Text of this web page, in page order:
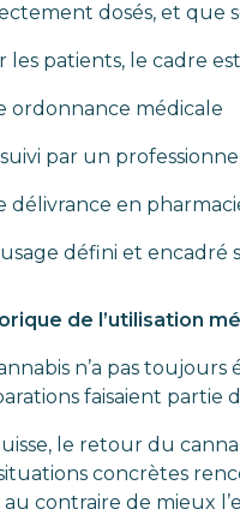
dosés, et que
les patients, le cadre
ordonnance médicale
suivi par un professionnel
délivrance en
usage défini et
de l’utilisation
n’a pas
faisaient partie
le retour du
concrètes
au contraire de mieux